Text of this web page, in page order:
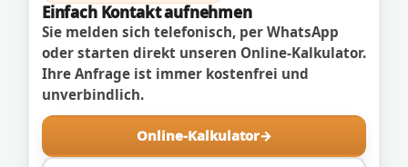
Einfach Kontakt aufnehmen
Sie melden sich telefonisch, per WhatsApp
oder starten direkt unseren Online-Kalkulator.
Ihre Anfrage ist immer kostenfrei und
unverbindlich.
Online-Kalkulator